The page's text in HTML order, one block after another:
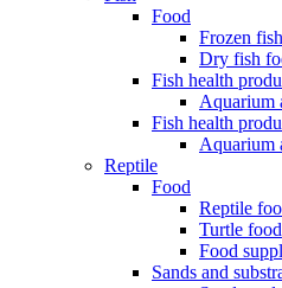
Food
Frozen
Dry fish
Fish health
Aquarium
Fish health
Aquarium
Reptile
Food
Reptile
Turtle food
Food
Sands and